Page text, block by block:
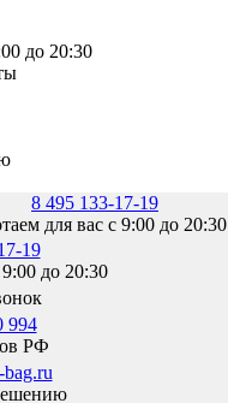
до 20:30
8 495 133-17-19
для вас с 9:00 до 20:30
19
до 20:30
994
РФ
bag.ru